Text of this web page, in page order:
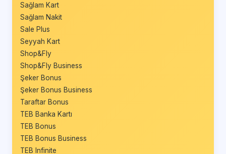
Sağlam Kart
Sağlam Nakit
Sale Plus
Seyyah Kart
Shop&Fly
Shop&Fly Business
Şeker Bonus
Şeker Bonus Business
Taraftar Bonus
TEB Banka Kartı
TEB Bonus
TEB Bonus Business
TEB Infinite